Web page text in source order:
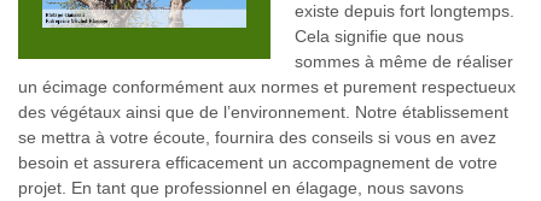
existe depuis fort longtemps.
Cela signifie que nous
sommes à même de réaliser
un écimage conformément aux normes et purement respectueux
des végétaux ainsi que de l’environnement. Notre établissement
se mettra à votre écoute, fournira des conseils si vous en avez
besoin et assurera efficacement un accompagnement de votre
projet. En tant que professionnel en élagage, nous savons